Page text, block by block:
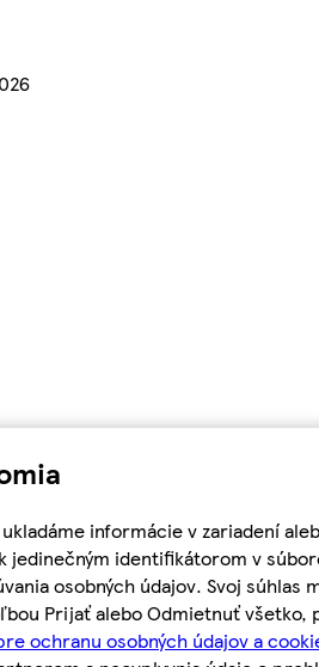
informácie v zariadení
jedinečným identifikátorom v
osobných údajov. Svoj súhlas
Prijať alebo Odmietnuť všetko,
ochranu osobných údajov a